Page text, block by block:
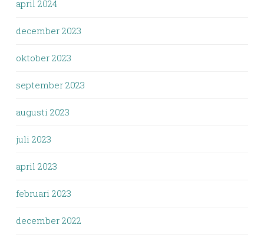
april 2024
december 2023
oktober 2023
september 2023
augusti 2023
juli 2023
april 2023
februari 2023
december 2022